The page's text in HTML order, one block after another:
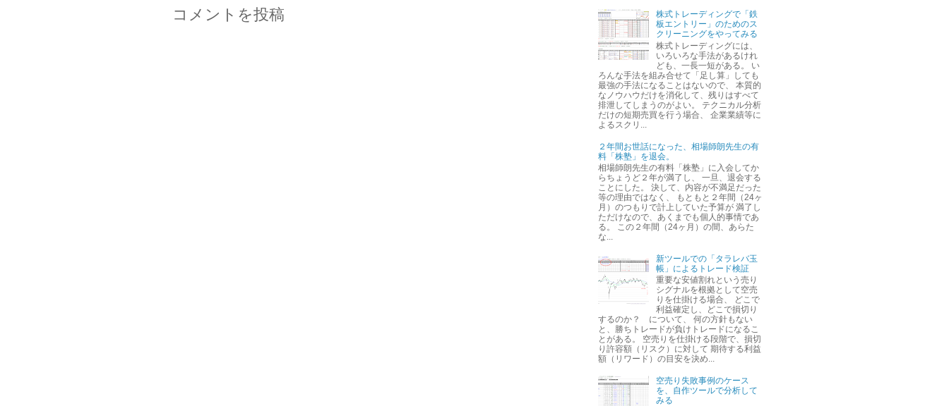
コメントを投稿
株式トレーディングで「鉄
板エントリー」のためのス
クリーニングをやってみる
株式トレーディングには、
いろいろな手法があるけれ
ども、一長一短がある。 い
ろんな手法を組み合せて「足し算」しても
最強の手法になることはないので、 本質的
なノウハウだけを消化して、残りはすべて
排泄してしまうのがよい。 テクニカル分析
だけの短期売買を行う場合、 企業業績等に
よるスクリ...
２年間お世話になった、相場師朗先生の有
料「株塾」を退会。
相場師朗先生の有料「株塾」に入会してか
らちょうど２年が満了し、 一旦、退会する
ことにした。 決して、内容が不満足だった
等の理由ではなく、 もともと２年間（24ヶ
月）のつもりで計上していた予算が 満了し
ただけなので、あくまでも個人的事情であ
る。 この２年間（24ヶ月）の間、あらた
な...
新ツールでの「タラレバ玉
帳」によるトレード検証
重要な安値割れという売り
シグナルを根拠として空売
りを仕掛ける場合、 どこで
利益確定し、どこで損切り
するのか？ について、 何の方針もない
と、勝ちトレードが負けトレードになるこ
とがある。 空売りを仕掛ける段階で、損切
り許容額（リスク）に対して 期待する利益
額（リワード）の目安を決め...
空売り失敗事例のケース
を、自作ツールで分析して
みる